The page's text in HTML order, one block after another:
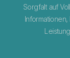
Sorgfalt auf